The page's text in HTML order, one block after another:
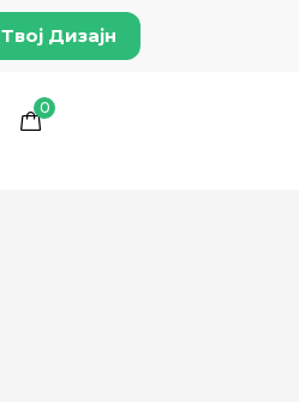
Твој Дизајн
0